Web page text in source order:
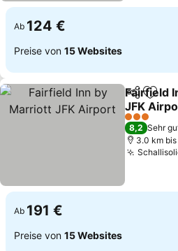
Ab 124 €
Preise von 15 Websites
TeilenZu
Fairfield
JFK
Preise
3 Sterne
8,2 Sehr
3.0 km
Ab 191 €
Preise von 15 Websites